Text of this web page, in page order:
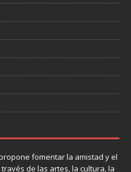
fomentar la amistad y el
de las artes, la cultura, la